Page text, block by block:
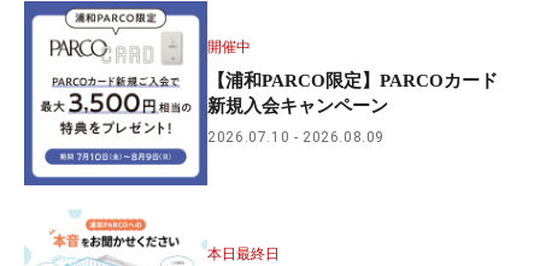
開催中
【浦和PARCO限定】PARCOカード
新規入会キャンペーン
2026.07.10 2026.08.09
本日最終日